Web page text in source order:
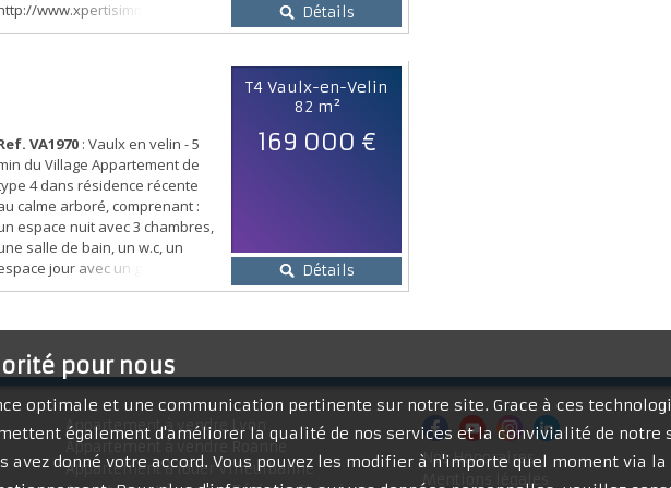
www.xpertisimmo.com/visite-
VA1958 Yoni CHEKROUN
Détails
VA1970 : Vaulx en velin - 5
du Village Appartement de
4 dans résidence récente
calme arboré, comprenant :
espace nuit avec 3 chambres,
salle de bain, un w.c, un
jour avec un grand
donnant sur une terrasse
aménagée et
Garage fermé en sou-
Aucun travaux à prévoir
www.xpertisimmo.com/visite-
virtuell...
T4 Vaulx-en-Velin
82 m²
169 000 €
Détails
Appartement à vendre Lyon
Appartement à vendre Roanne
Appartement à louer Villeurbanne
Nos Honoraires
Mentions légales
pour nous
optimale et une communication pertinente sur notre site. Grace à ces
également d'améliorer la qualité de nos services et la convivialité de
donné votre accord. Vous pouvez les modifier à n'importe quel moment via